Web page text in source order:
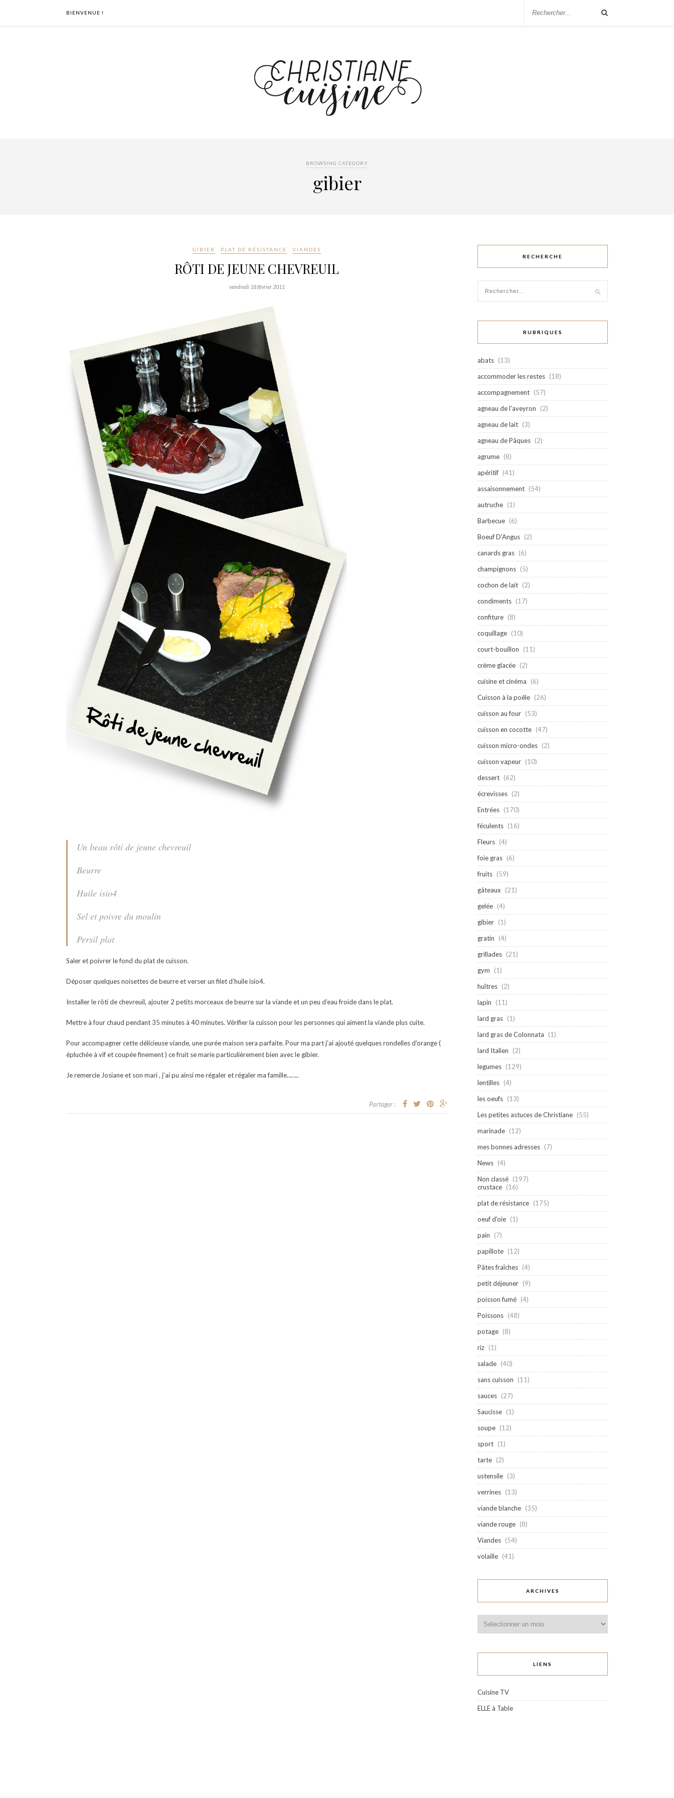
BIENVENUE !
BROWSING CATEGORY
gibier
GIBIER PLAT DE RÉSISTANCE VIANDES
RÔTI DE JEUNE CHEVREUIL
vendredi 18 février 2011
Un beau rôti de jeune chevreuil
Beurre
Huile isio4
Sel et poivre du moulin
Persil plat
Saler et poivrer le fond du plat de cuisson.
Déposer quelques noisettes de beurre et verser un filet d’huile isio4.
Installer le rôti de chevreuil, ajouter 2 petits morceaux de beurre sur la viande et un peu d’eau froide dans le plat.
Mettre à four chaud pendant 35 minutes à 40 minutes. Vérifier la cuisson pour les personnes qui aiment la viande plus cuite.
Pour accompagner cette délicieuse viande, une purée maison sera parfaite. Pour ma part j’ai ajouté quelques rondelles d’orange (
épluchée à vif et coupée finement ) ce fruit se marie particulièrement bien avec le gibier.
Je remercie Josiane et son mari , j’ai pu ainsi me régaler et régaler ma famille……..
Partager :
RECHERCHE
RUBRIQUES
abats (13)
accommoder les restes (18)
accompagnement (57)
agneau de l'aveyron
(2)
agneau de lait (3)
agneau de Pâques (2)
agrume (8)
apéritif (41)
assaisonnement (54)
autruche (1)
Barbecue (6)
Boeuf D'Angus (2)
canards gras (6)
champignons (5)
cochon de lait (2)
condiments (17)
confiture (8)
coquillage (10)
court-bouillon
(11)
crème glacée (2)
cuisine et cinéma
(6)
Cuisson à la poêle (26)
cuisson au four (53)
cuisson en cocotte (47)
cuisson micro-ondes (2)
cuisson vapeur (10)
dessert (62)
écrevisses (2)
Entrées (170)
féculents (16)
Fleurs (4)
foie gras (6)
fruits (59)
gâteaux
(21)
gelée (4)
gibier (1)
gratin
(4)
grillades (21)
gym
(1)
huîtres (2)
lapin
(11)
lard gras (1)
lard gras de Colonnata
(1)
lard Italien
(2)
legumes (129)
lentilles (4)
les oeufs (13)
Les petites astuces de Christiane (55)
marinade (12)
mes bonnes adresses (7)
News (4)
Non classé (197)
crustace (16)
plat de résistance (175)
oeuf d'oie (1)
pain
(7)
papillote (12)
Pâtes fraîches (4)
petit déjeuner (9)
poisson fumé (4)
Poissons (48)
potage (8)
riz (1)
salade (40)
sans cuisson
(11)
sauces (27)
Saucisse (1)
soupe (12)
sport (1)
tarte (2)
ustensile (3)
verrines (13)
viande blanche (35)
viande rouge (8)
Viandes (54)
volaille (41)
ARCHIVES
LIENS
Cuisine TV
ELLE à Table